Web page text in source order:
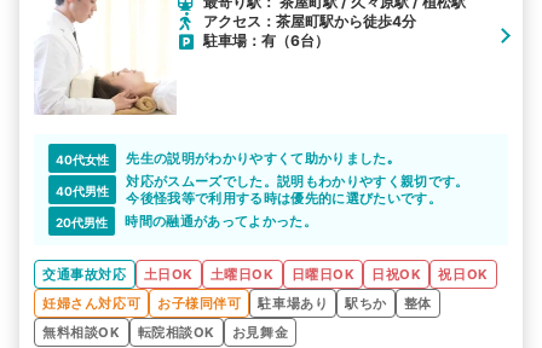
アクセス：茶屋町駅から徒歩4分
駐車場：有（6台）
40代女性 先生の説明がわかりやすくて助かりました｡
40代男性
対応がスムーズでした。説明もわかりやすく親切です。
今後怪我等で利用する時は優先的に選びたいです。
20代男性 時間の融通があってよかった。
交通事故対応 土日OK 土曜日OK 日曜日OK 日祝OK
祝日OK
妊婦さん対応可
お子様同伴可 駐車場あり 駅ちか
整体
無料相談OK
転院相談OK お見舞金